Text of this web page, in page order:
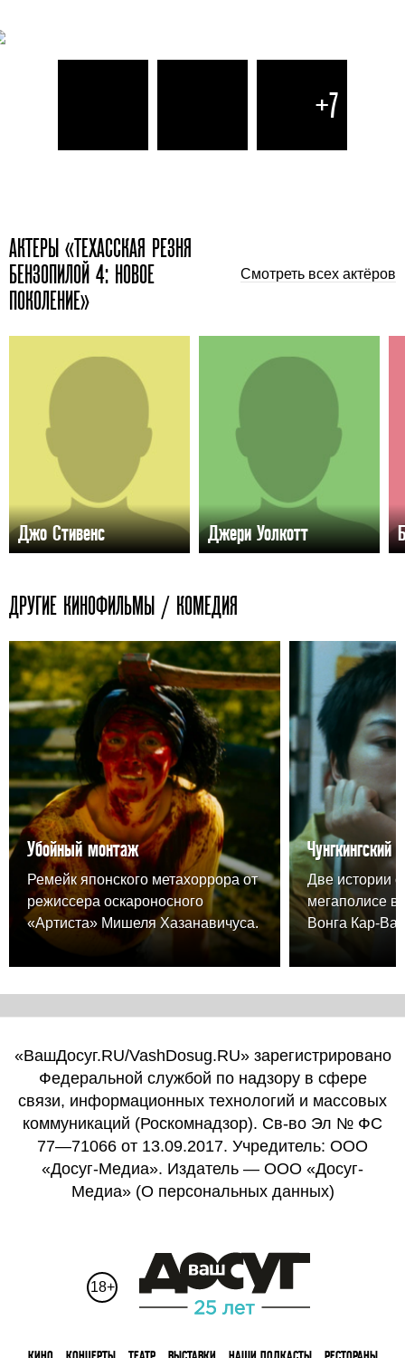
+7
АКТЕРЫ «ТЕХАССКАЯ РЕЗНЯ
БЕНЗОПИЛОЙ 4: НОВОЕ
ПОКОЛЕНИЕ»
Смотреть всех актёров
Джо Стивенс Джери Уолкотт
ДРУГИЕ КИНОФИЛЬМЫ / КОМЕДИЯ
Убойный монтаж
Ремейк японского метахоррора от
режиссера оскароносного
«Артиста» Мишеля Хазанавичуса.
Чунгкингский
Две истории
мегаполисе в
Вонга Кар-
«ВашДосуг.RU/VashDosug.RU» зарегистрировано
Федеральной службой по надзору в сфере
связи, информационных технологий и массовых
коммуникаций (Роскомнадзор). Св-во Эл № ФС
77—71066 от 13.09.2017. Учредитель: ООО
«Досуг-Медиа». Издатель — ООО «Досуг-
Медиа» (О персональных данных)
18+